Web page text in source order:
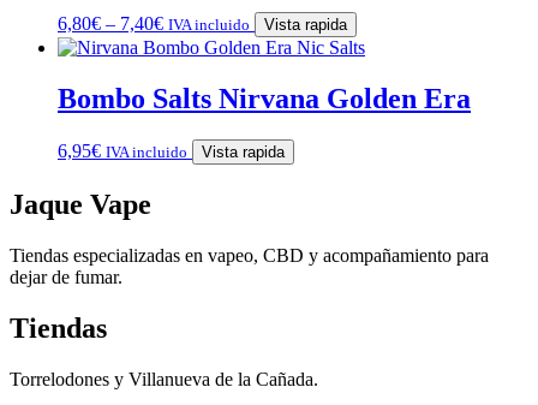
6,80€ – 7,40€ IVA incluido Vista rapida
Bombo Salts Nirvana Golden Era
6,95€ IVA incluido Vista rapida
Jaque Vape
Tiendas especializadas en vapeo, CBD y acompañamiento para
dejar de fumar.
Tiendas
Torrelodones y Villanueva de la Cañada.